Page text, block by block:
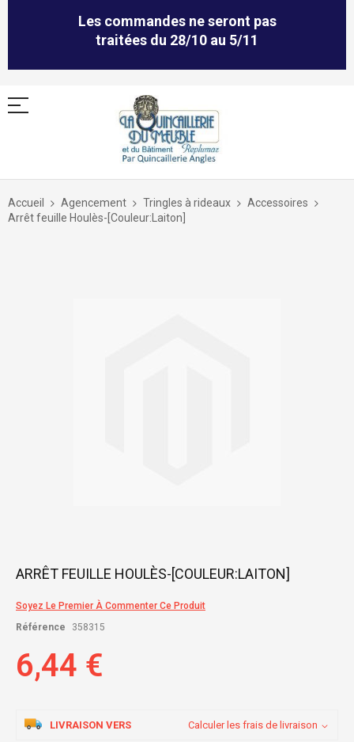
Les commandes ne seront pas
traitées du 28/10 au 5/11
Allez
contenu
Accueil Agencement Tringles à rideaux
Accessoires
Arrêt feuille Houlès-[Couleur:Laiton]
Skip
beginning
of
gallery
ARRÊT FEUILLE HOULÈS-[COULEUR:LAITON]
Soyez Le Premier À Commenter Ce Produit
Référence
358315
6,44 €
LIVRAISON VERS Calculer les frais de livraison